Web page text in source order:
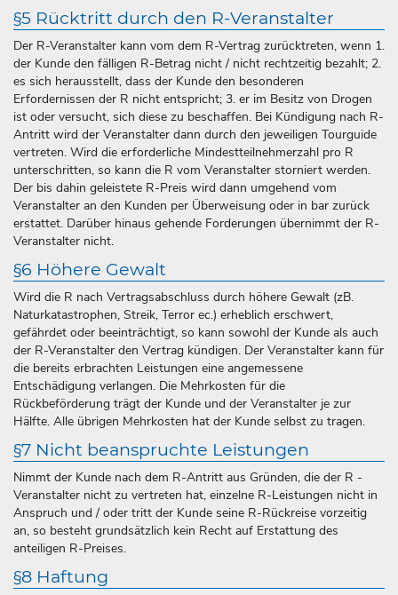
§5 Rücktritt durch den R-Veranstalter
Der R-Veranstalter kann vom dem R-Vertrag zurücktreten, wenn 1.
der Kunde den fälligen R-Betrag nicht / nicht rechtzeitig bezahlt; 2.
es sich herausstellt, dass der Kunde den besonderen
Erfordernissen der R nicht entspricht; 3. er im Besitz von Drogen
ist oder versucht, sich diese zu beschaffen. Bei Kündigung nach R-
Antritt wird der Veranstalter dann durch den jeweiligen Tourguide
vertreten. Wird die erforderliche Mindestteilnehmerzahl pro R
unterschritten, so kann die R vom Veranstalter storniert werden.
Der bis dahin geleistete R-Preis wird dann umgehend vom
Veranstalter an den Kunden per Überweisung oder in bar zurück
erstattet. Darüber hinaus gehende Forderungen übernimmt der R-
Veranstalter nicht.
§6 Höhere Gewalt
Wird die R nach Vertragsabschluss durch höhere Gewalt (zB.
Naturkatastrophen, Streik, Terror ec.) erheblich erschwert,
gefährdet oder beeinträchtigt, so kann sowohl der Kunde als auch
der R-Veranstalter den Vertrag kündigen. Der Veranstalter kann für
die bereits erbrachten Leistungen eine angemessene
Entschädigung verlangen. Die Mehrkosten für die
Rückbeförderung trägt der Kunde und der Veranstalter je zur
Hälfte. Alle übrigen Mehrkosten hat der Kunde selbst zu tragen.
§7 Nicht beanspruchte Leistungen
Nimmt der Kunde nach dem R-Antritt aus Gründen, die der R -
Veranstalter nicht zu vertreten hat, einzelne R-Leistungen nicht in
Anspruch und / oder tritt der Kunde seine R-Rückreise vorzeitig
an, so besteht grundsätzlich kein Recht auf Erstattung des
anteiligen R-Preises.
§8 Haftung